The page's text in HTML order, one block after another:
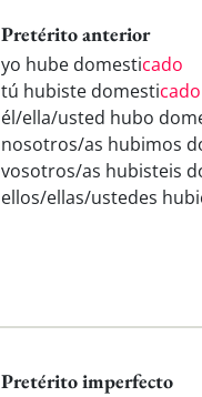
Pretérito anterior
yo hube domesticado
tú hubiste domesticado
él/ella/usted hubo
nosotros/as hubimos
vosotros/as hubisteis
ellos/ellas/ustedes
Pretérito imperfecto